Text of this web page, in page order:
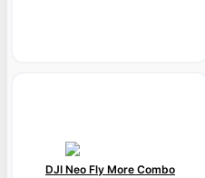
DJI Neo Fly More Combo